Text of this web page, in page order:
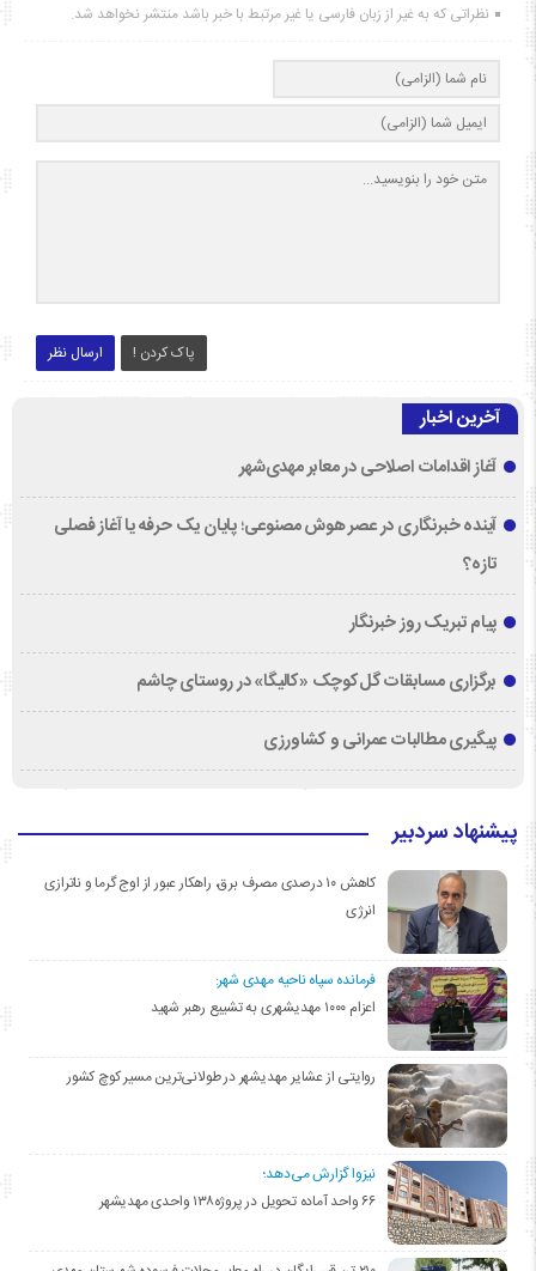
نظراتی که به غیر از زبان فارسی یا غیر مرتبط با خبر باشد منتشر نخواهد شد.
ارسال نظر پاک کردن !
آخرین اخبار
آغاز اقدامات اصلاحی در معابر مهدی‌شهر
آینده خبرنگاری در عصر هوش مصنوعی؛ پایان یک حرفه یا آغاز فصلی
تازه؟
پیام تبریک روز خبرنگار
برگزاری مسابقات گل‌کوچک «کالیگا» در روستای چاشم
پیگیری مطالبات عمرانی و کشاورزی
پیشنهاد سردبیر
کاهش ۱۰ درصدی مصرف برق، راهکار عبور از اوج گرما و ناترازی
انرژی
فرمانده سپاه ناحیه مهدی شهر:
اعزام ۱۰۰۰ مهدیشهری به تشییع رهبر شهید
روایتی از عشایر مهدیشهر در طولانی‌ترین مسیر کوچ کشور
نیزوا گزارش می‌دهد؛
۶۶ واحد آماده تحویل در پروژه۱۳۸ واحدی مهدیشهر